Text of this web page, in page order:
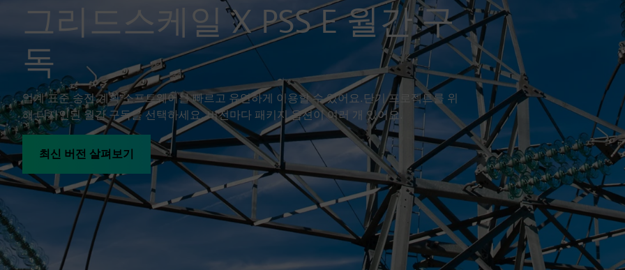
그리드스케일 X PSS E 월간 구
독
업계 표준 송전 계획 소프트웨어를 빠르고 유연하게 이용할 수 있어요.단기 프로젝트를 위
해 디자인된 월간 구독을 선택하세요. 버전마다 패키지 옵션이 여러 개 있어요.
최신 버전 살펴보기